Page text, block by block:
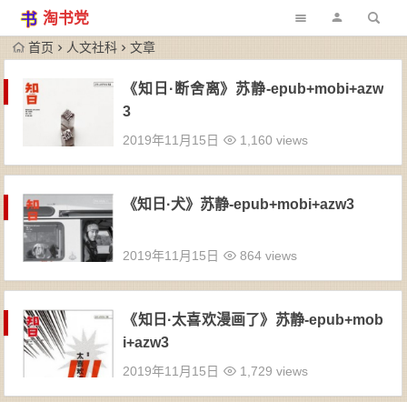
淘书党
首页 人文社科 文章
《知日·断舍离》苏静-epub+mobi+azw
3
2019年11月15日 1,160 views
《知日·犬》苏静-epub+mobi+azw3
2019年11月15日 864 views
《知日·太喜欢漫画了》苏静-epub+mob
i+azw3
2019年11月15日 1,729 views